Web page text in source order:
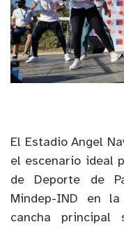
El Estadio Angel
el escenario ideal
de Deporte de
Mindep-IND en
cancha principal